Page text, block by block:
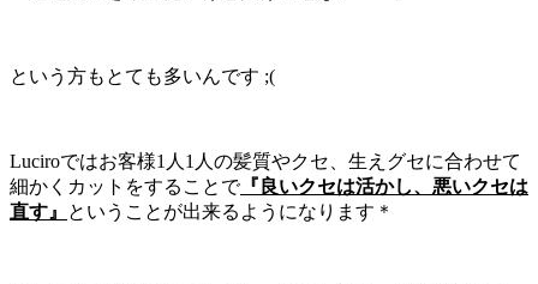
という方もとても多いんです ;(
Luciroではお客様1人1人の髪質やクセ、生えグセに合わせて
細かくカットをすることで『良いクセは活かし、悪いクセは
直す』
ということが出来るようになります＊